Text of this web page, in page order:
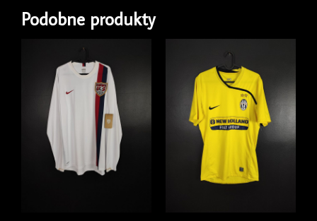
Nike
Mason
Podobne produkty